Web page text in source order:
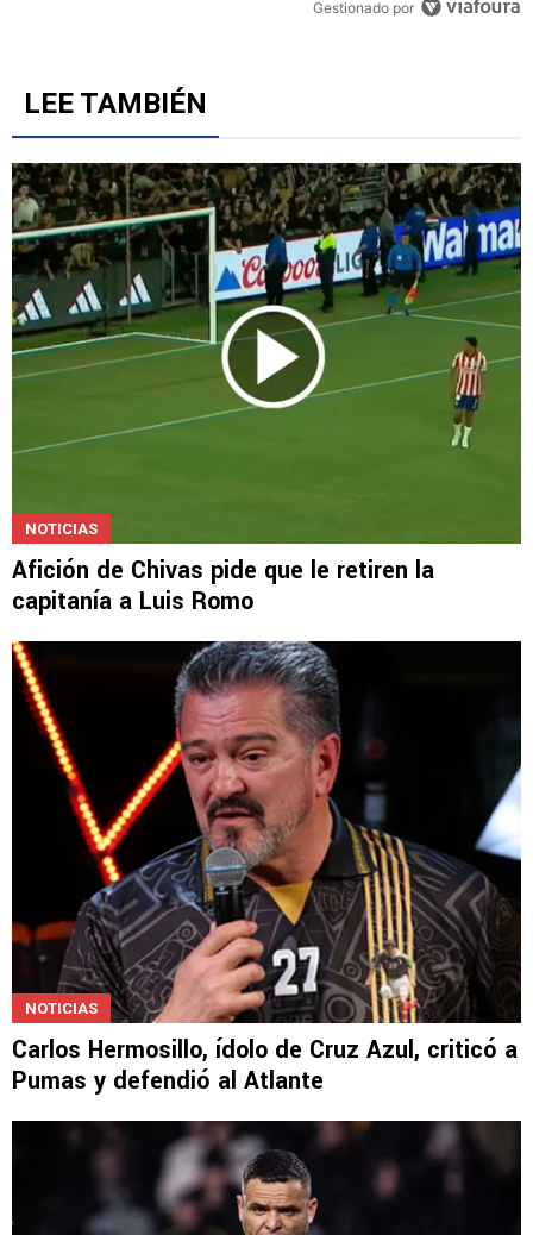
Gestionado por
LEE TAMBIÉN
NOTICIAS
Afición de Chivas pide que le retiren la
capitanía a Luis Romo
NOTICIAS
Carlos Hermosillo, ídolo de Cruz Azul, criticó a
Pumas y defendió al Atlante